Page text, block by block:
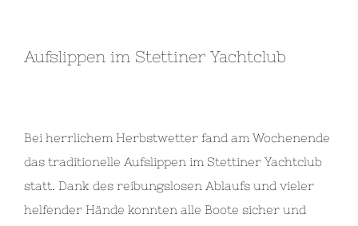
Aufslippen im Stettiner Yachtclub
Bei herrlichem Herbstwetter fand am Wochenende
das traditionelle Aufslippen im Stettiner Yachtclub
statt. Dank des reibungslosen Ablaufs und vieler
helfender Hände konnten alle Boote sicher und